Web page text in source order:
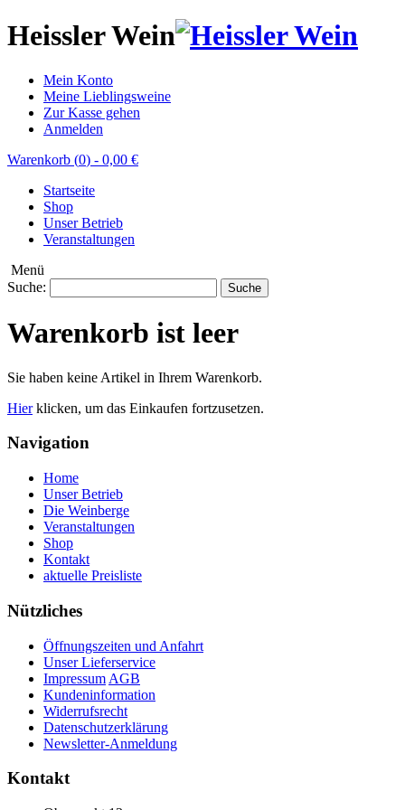
Heissler Wein
Mein Konto
Meine Lieblingsweine
Zur Kasse gehen
Anmelden
Warenkorb (0) - 0,00 €
Startseite
Shop
Unser Betrieb
Veranstaltungen
Menü
Suche:
Suche
Warenkorb ist leer
Sie haben keine Artikel in Ihrem Warenkorb.
Hierklicken, um das Einkaufen fortzusetzen.
Navigation
Home
Unser Betrieb
Die Weinberge
Veranstaltungen
Shop
Kontakt
aktuelle Preisliste
Nützliches
Öffnungszeiten und Anfahrt
Unser Lieferservice
Impressum AGB
Kundeninformation
Widerrufsrecht
Datenschutzerklärung
Newsletter-Anmeldung
Kontakt